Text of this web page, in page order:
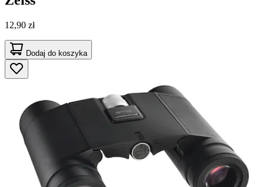
12,90 zł
Dodaj do koszyka